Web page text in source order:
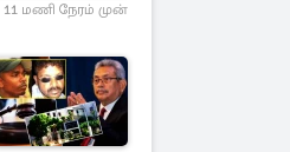
11 மணி நேரம் முன்